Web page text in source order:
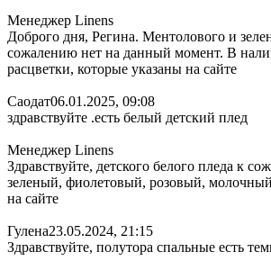
Менеджер Linens
Доброго дня, Регина. Ментолового и
сожалению нет на данный момент. В
расцветки, которые указаны на сайте
Саодат06.01.2025, 09:08
здравствуйте .есть белый детский плед
Менеджер Linens
Здравствуйте, детского белого пледа к
зеленый, фиолетовый, розовый,
на сайте
Гулена23.05.2024, 21:15
Здравствуйте, полутора спальные есть